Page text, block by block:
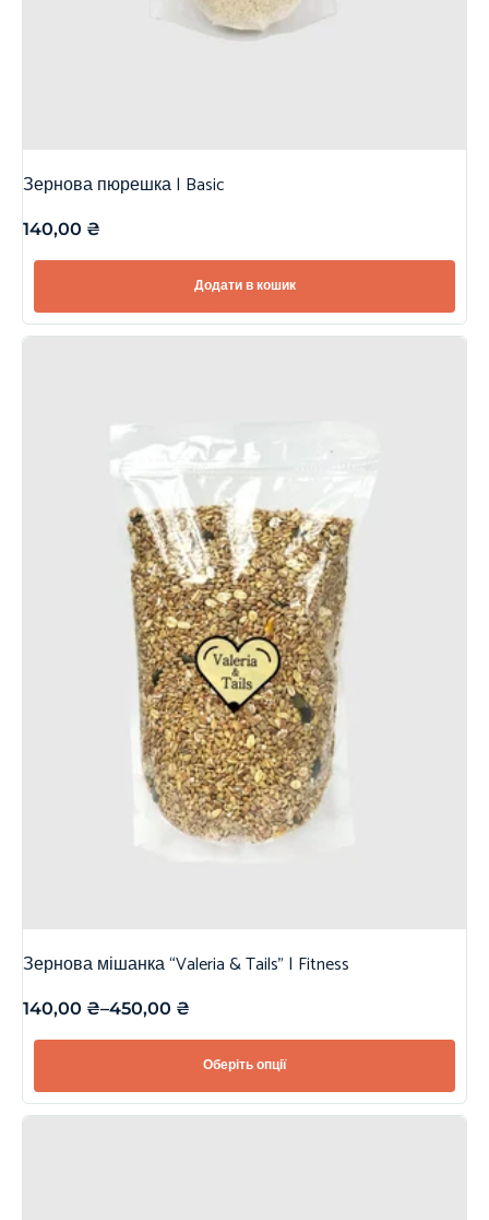
Зернова пюрешка | Basic
140,00 ₴
Додати в кошик
Зернова мішанка “Valeria & Tails” | Fitness
140,00 ₴–450,00 ₴
Оберіть опції